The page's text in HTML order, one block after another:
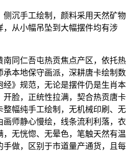
沉手工绘制，颜料采用天然矿物
从小幅吊坠到大幅摆件均有涉
同仁吾屯热贡焦点产区，依托热
承本地保守画派，深耕唐卡绘制数
》规范，无论是摆件仍是生肖本
脸，正统性拉满，契合热贡唐卡
幅纯手工绘制，无机械印刷、无
师静心慢绘，线条流利利落，衣
无恍惚、无晕色，笔触天然有温
手做，区别于市道量产通货，且每